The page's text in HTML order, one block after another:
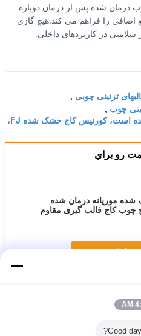
درمان شده پس از درمان دوباره
را فراهم می کند.هيچ گازي
در کاربردهای داخلی.
تزئینی چوبی ,
چوب ,
قالب تاج کاج که با موریانه درمان شده است، کورنیس کاج خشک شده FJ،
رو براي
موریانه درمان شده
چوب کاج قالب گیری مقاوم
هید
Good